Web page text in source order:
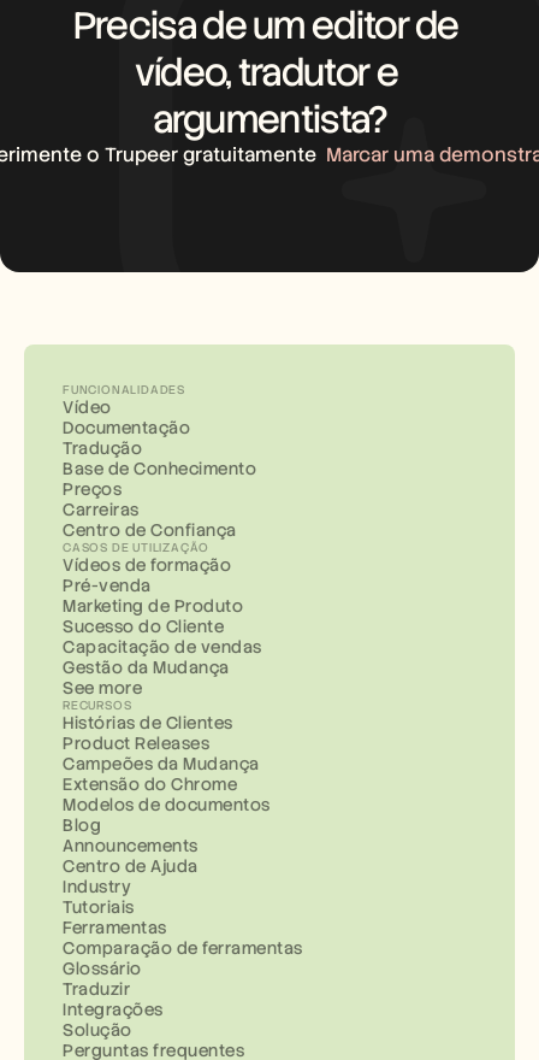
Precisa de um editor de
vídeo, tradutor e
argumentista?
o Trupeer gratuitamente Marcar uma
FUNCIONALIDADES
Vídeo
Documentação
Tradução
Base de Conhecimento
Preços
Carreiras
Centro de Confiança
CASOS DE UTILIZAÇÃO
Vídeos de formação
Pré-venda
Marketing de Produto
Sucesso do Cliente
Capacitação de vendas
Gestão da Mudança
See more
RECURSOS
Histórias de Clientes
Product Releases
Campeões da Mudança
Extensão do Chrome
Modelos de documentos
Blog
Announcements
Centro de Ajuda
Industry
Tutoriais
Ferramentas
Comparação de ferramentas
Glossário
Traduzir
Integrações
Solução
Perguntas frequentes